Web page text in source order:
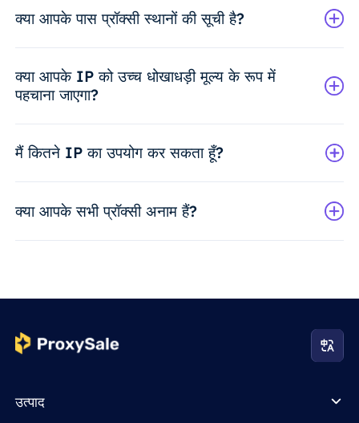
क्या आपके पास प्रॉक्सी स्थानों की सूची है?
क्या आपके IP को उच्च धोखाधड़ी मूल्य के रूप में
पहचाना जाएगा?
मैं कितने IP का उपयोग कर सकता हूँ?
क्या आपके सभी प्रॉक्सी अनाम हैं?
उत्पाद